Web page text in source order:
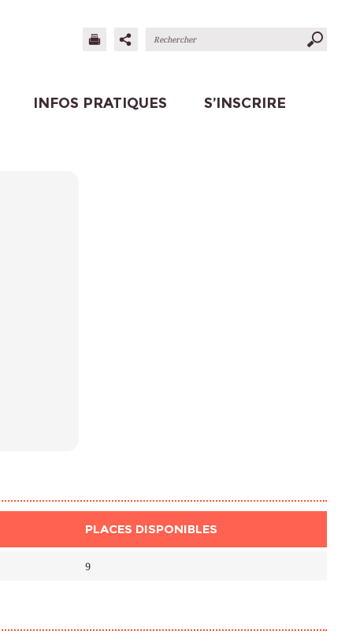
INFOS PRATIQUES S’INSCRIRE
PLACES DISPONIBLES
9